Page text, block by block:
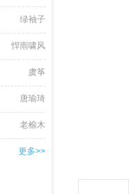
绿袖子
悍雨啸风
虞筝
唐瑜琦
老榆木
更多>>